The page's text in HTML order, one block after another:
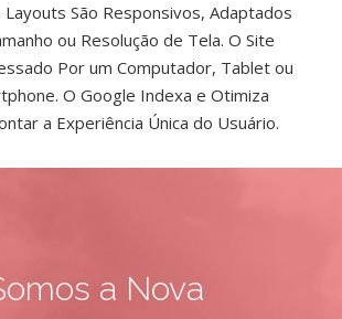
São Responsivos, Adaptados
ou Resolução de Tela. O Site
Por um Computador, Tablet ou
O Google Indexa e Otimiza
a Experiência Única do Usuário.
a Nova